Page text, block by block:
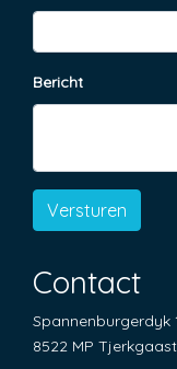
Anti doorslip
Zijwind
Bericht
Versturen
Contact
Spannenburgerdyk
8522 MP Tjerkgaast